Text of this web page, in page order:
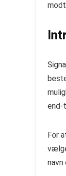
end-
For